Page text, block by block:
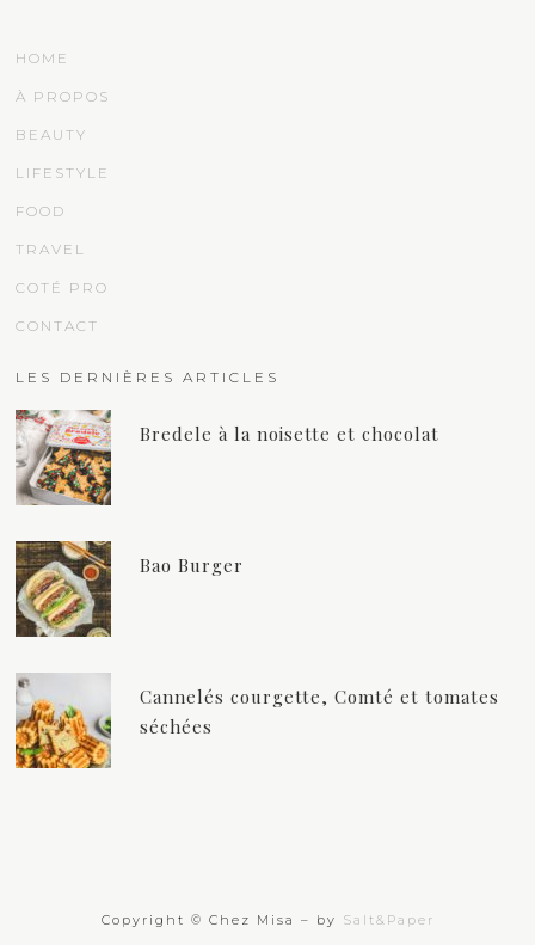
HOME
À PROPOS
BEAUTY
LIFESTYLE
FOOD
TRAVEL
COTÉ PRO
CONTACT
LES DERNIÈRES ARTICLES
Bredele à la noisette et chocolat
Bao Burger
Cannelés courgette, Comté et tomates
séchées
Copyright © Chez Misa – by Salt&Paper